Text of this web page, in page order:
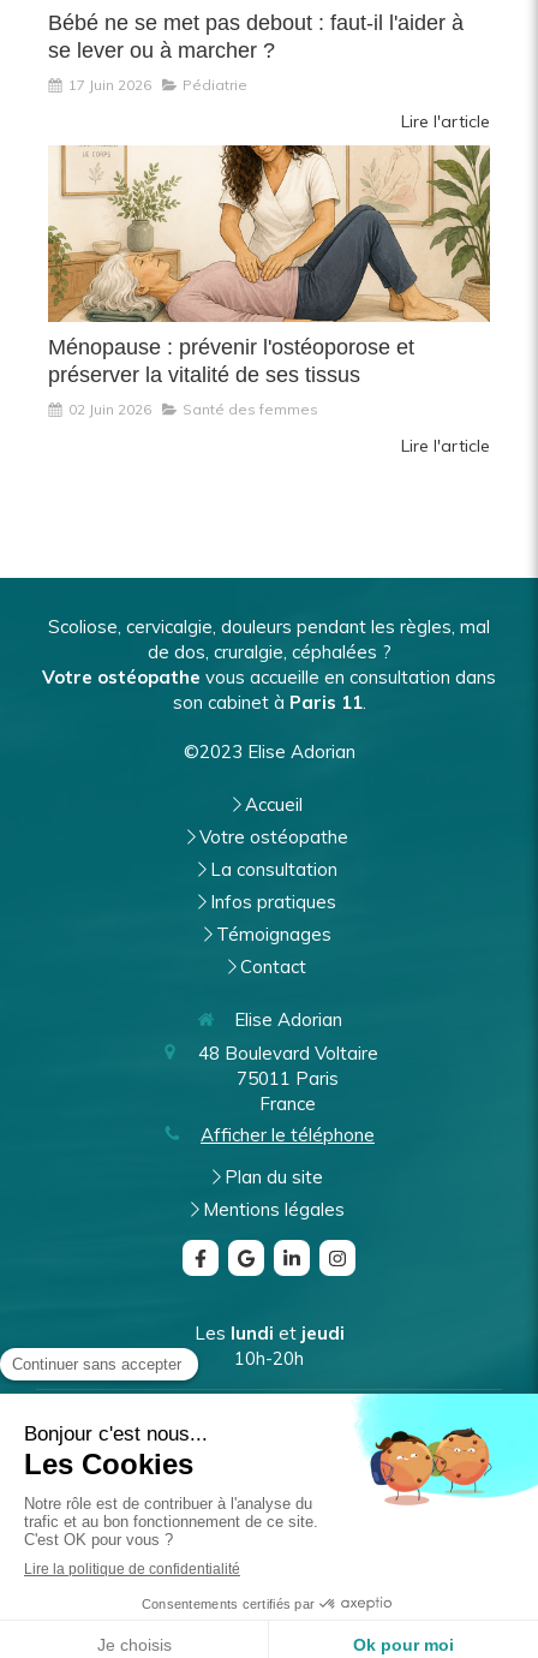
Bébé ne se met pas debout : faut-il l'aider à
se lever ou à marcher ?
17 Juin 2026 Pédiatrie
Lire l'article
Ménopause : prévenir l'ostéoporose et
préserver la vitalité de ses tissus
02 Juin 2026 Santé des femmes
Lire l'article
Scoliose, cervicalgie, douleurs pendant les règles, mal
de dos, cruralgie, céphalées ?
Votre ostéopathe vous accueille en consultation dans
son cabinet à Paris 11.
©2023 Elise Adorian
Accueil
Votre ostéopathe
La consultation
Infos pratiques
Témoignages
Contact
Elise Adorian
48 Boulevard Voltaire
75011 Paris
France
Afficher le téléphone
Plan du site
Mentions légales
Les lundi et jeudi
10h-20h
vendredi
Lemercredi
10h-18h
Prendre rendez-vous
Prendre rendez-vous en ligne